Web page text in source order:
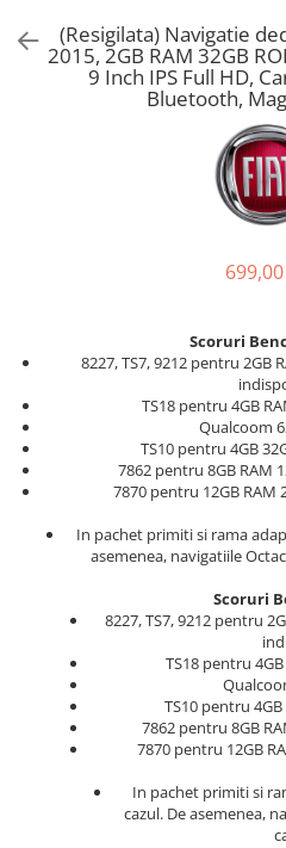
(Resigilata) Navigatie
2015, 2GB RAM 32GB
9 Inch IPS Full HD,
Bluetooth,
Scoruri
8227, TS7, 9212 pentru 2GB
TS18 pentru 4GB
Qualcoom
TS10 pentru 4GB
7862 pentru 8GB RAM
7870 pentru 12GB RAM
In pachet primiti si rama
asemenea, navigatiile
Scoruri
8227, TS7, 9212 pentru
TS18 pentru
TS10 pentru
7862 pentru 8GB
7870 pentru 12GB
In pachet primiti si
cazul. De asemenea,